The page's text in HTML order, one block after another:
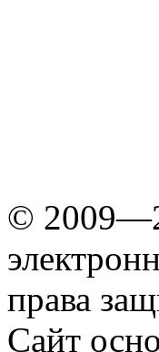
©
права
Сайт